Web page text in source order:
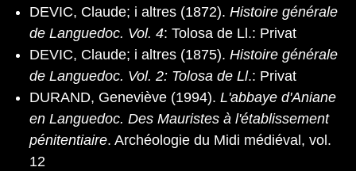
DEVIC, Claude; i altres (1872). Histoire générale
de Languedoc. Vol. 4: Tolosa de Ll.: Privat
DEVIC, Claude; i altres (1875). Histoire générale
de Languedoc. Vol. 2: Tolosa de Ll.: Privat
DURAND, Geneviève (1994). L'abbaye d'Aniane
en Languedoc. Des Mauristes à l'établissement
pénitentiaire. Archéologie du Midi médiéval, vol.
12